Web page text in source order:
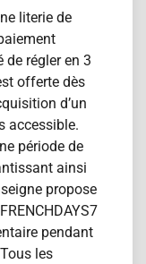
literie de
régler en 3
offerte dès
d’un
accessible.
période de
ainsi
propose
pendant
les